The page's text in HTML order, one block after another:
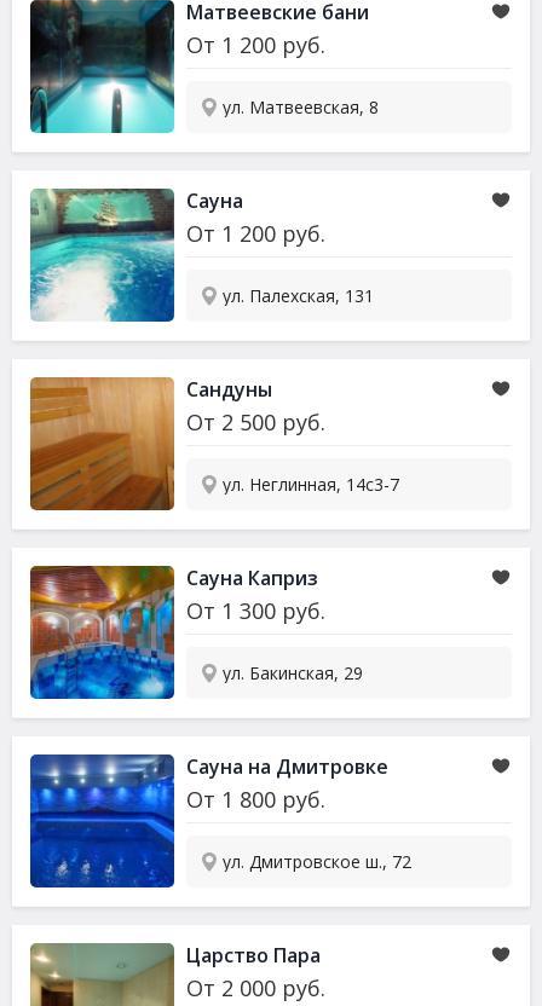
Матвеевские бани
От 1 200 руб.
ул. Матвеевская, 8
Сауна
От 1 200 руб.
ул. Палехская, 131
Сандуны
От 2 500 руб.
ул. Неглинная, 14с3-7
Сауна Каприз
От 1 300 руб.
ул. Бакинская, 29
Сауна на Дмитровке
От 1 800 руб.
ул. Дмитровское ш., 72
Царство Пара
От 2 000 руб.